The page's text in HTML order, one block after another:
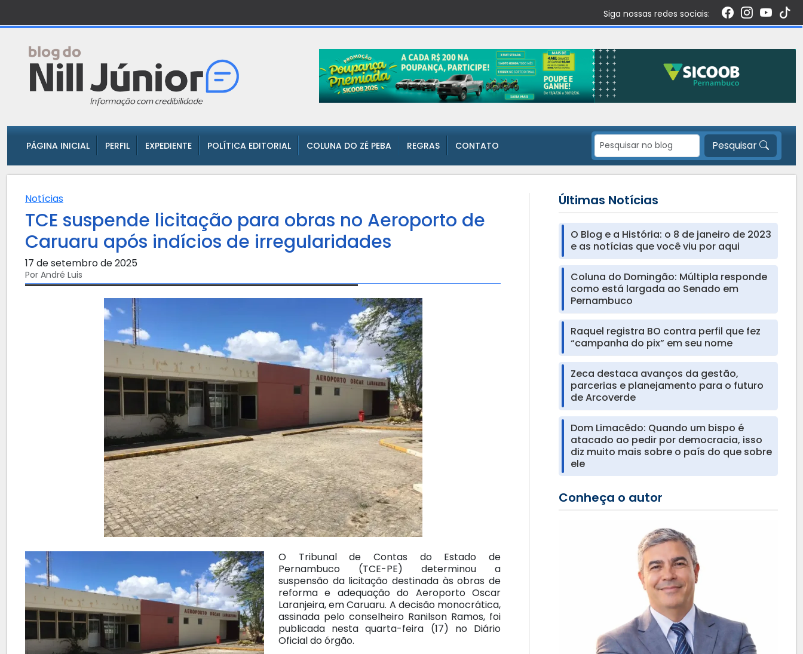
Siga nossas redes sociais:
PÁGINA INICIAL PERFIL EXPEDIENTE POLÍTICA EDITORIAL COLUNA DO ZÉ PEBA REGRAS CONTATO Pesquisar
Notícias
TCE suspende licitação para obras no Aeroporto de
Caruaru após indícios de irregularidades
17 de setembro de 2025
Por André Luis
O Tribunal de Contas do Estado de
Pernambuco (TCE-PE) determinou a
suspensão da licitação destinada às obras de
reforma e adequação do Aeroporto Oscar
Laranjeira, em Caruaru. A decisão monocrática,
assinada pelo conselheiro Ranilson Ramos, foi
publicada nesta quarta-feira (17) no Diário
Oficial do órgão.
Últimas Notícias
O Blog e a História: o 8 de janeiro de 2023
e as notícias que você viu por aqui
Coluna do Domingão: Múltipla responde
como está largada ao Senado em
Pernambuco
Raquel registra BO contra perfil que fez
“campanha do pix” em seu nome
Zeca destaca avanços da gestão,
parcerias e planejamento para o futuro
de Arcoverde
Dom Limacêdo: Quando um bispo é
atacado ao pedir por democracia, isso
diz muito mais sobre o país do que sobre
ele
Conheça o autor